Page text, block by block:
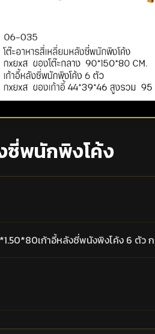
ซี่พนักพิงโค้ง
เก้าอี้หลังซี่พนังพิงโค้ง 6 ตัว